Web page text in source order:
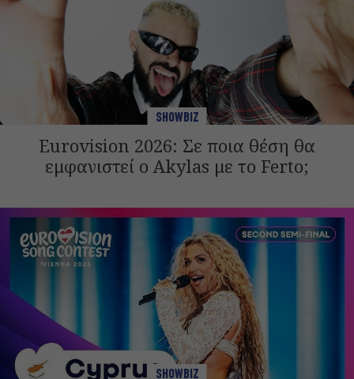
SHOWBIZ
Eurovision 2026: Σε ποια θέση θα
εμφανιστεί ο Akylas με το Ferto;
SHOWBIZ